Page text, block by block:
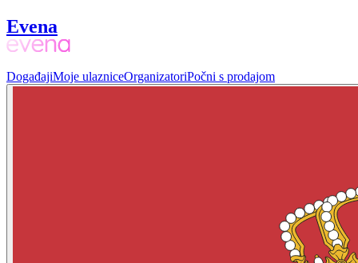
Evena
DogađajiMoje ulazniceOrganizatoriPočni s prodajom